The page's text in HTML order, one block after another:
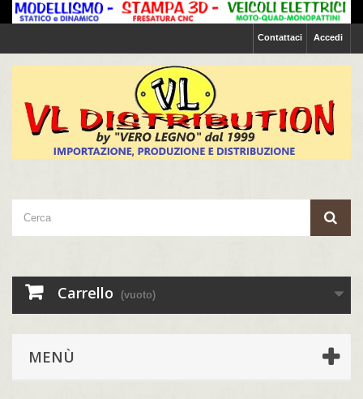
Accedi
Contattaci
Carrello (vuoto)
MENÙ